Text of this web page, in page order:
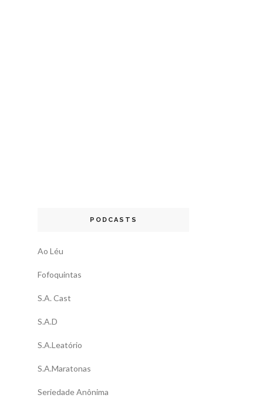
PODCASTS
Ao Léu
Fofoquintas
S.A. Cast
S.A.D
S.A.Leatório
S.A.Maratonas
Seriedade Anônima